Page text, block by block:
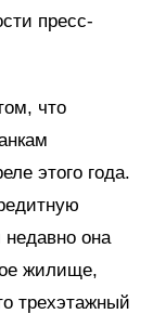
пресс-
что
этого года.
она
жилище,
трехэтажный